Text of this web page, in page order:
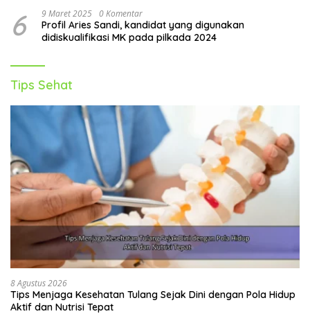
6 9 Maret 2025 0 Komentar
Profil Aries Sandi, kandidat yang digunakan
didiskualifikasi MK pada pilkada 2024
Tips Sehat
8 Agustus 2026
Tips Menjaga Kesehatan Tulang Sejak Dini dengan Pola Hidup
Aktif dan Nutrisi Tepat